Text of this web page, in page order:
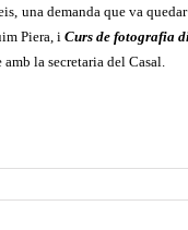
una demanda que va
Piera, iCurs de fotografia
la secretaria del Casal.